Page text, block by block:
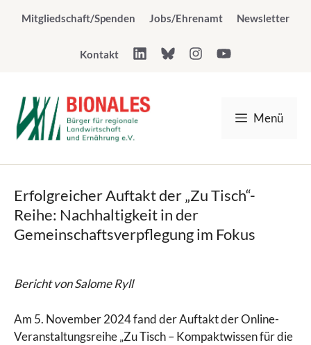
InhaltMitgliedschaft/Spenden Jobs/Ehrenamt Newsletter
Kontakt
Menü
Erfolgreicher Auftakt der „Zu Tisch“-
Reihe: Nachhaltigkeit in der
Gemeinschaftsverpflegung im Fokus
Bericht von Salome Ryll
Am 5. November 2024 fand der Auftakt der Online-
Veranstaltungsreihe „Zu Tisch – Kompaktwissen für die